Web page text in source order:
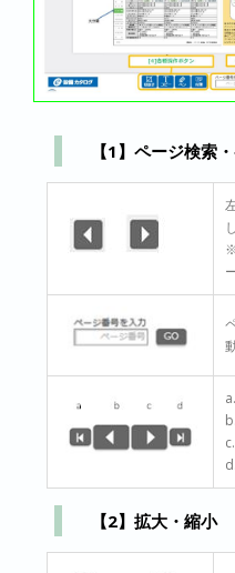
【1】ページ検索
【2】拡大・縮小